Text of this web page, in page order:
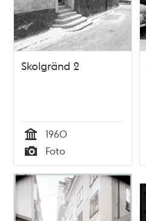
Skolgränd 2
Tid
1960
Typ
Foto